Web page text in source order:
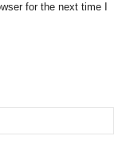
for the next time I